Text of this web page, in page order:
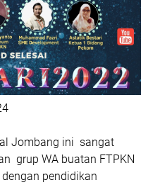
Jombang ini sangat
grup WA buatan FTPKN
pendidikan